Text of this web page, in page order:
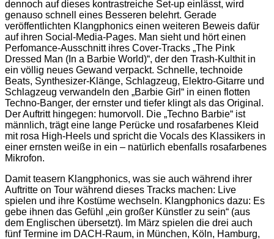
dennoch auf dieses kontrastreiche Set-up einlässt, wird
genauso schnell eines Besseren belehrt. Gerade
veröffentlichten Klangphonics einen weiteren Beweis dafür
auf ihren Social-Media-Pages. Man sieht und hört einen
Perfomance-Ausschnitt ihres Cover-Tracks „The Pink
Dressed Man (In a Barbie World)“, der den Trash-Kulthit in
ein völlig neues Gewand verpackt. Schnelle, technoide
Beats, Synthesizer-Klänge, Schlagzeug, Elektro-Gitarre und
Schlagzeug verwandeln den „Barbie Girl“ in einen flotten
Techno-Banger, der ernster und tiefer klingt als das Original.
Der Auftritt hingegen: humorvoll. Die „Techno Barbie“ ist
männlich, trägt eine lange Perücke und rosafarbenes Kleid
mit rosa High-Heels und spricht die Vocals des Klassikers in
einer ernsten weiße in ein – natürlich ebenfalls rosafarbenes
Mikrofon.
Damit teasern Klangphonics, was sie auch während ihrer
Auftritte on Tour während dieses Tracks machen: Live
spielen und ihre Kostüme wechseln. Klangphonics dazu: Es
gebe ihnen das Gefühl „ein großer Künstler zu sein“ (aus
dem Englischen übersetzt). Im März spielen die drei auch
fünf Termine im DACH-Raum, in München, Köln, Hamburg,